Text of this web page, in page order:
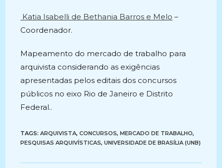
Katia Isabelli de Bethania Barros e Melo –
Coordenador.
Mapeamento do mercado de trabalho para
arquivista considerando as exigências
apresentadas pelos editais dos concursos
públicos no eixo Rio de Janeiro e Distrito
Federal..
TAGS:ARQUIVISTA, CONCURSOS, MERCADO DE TRABALHO,
PESQUISAS ARQUIVÍSTICAS, UNIVERSIDADE DE BRASÍLIA (UNB)